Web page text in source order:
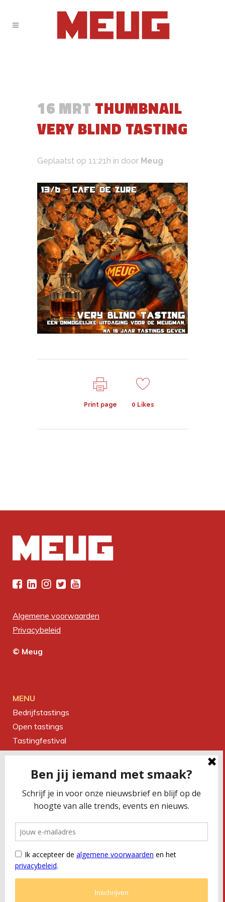
16 MRT THUMBNAIL
VERY BLIND TASTING
Geplaatst op 11:21h in door Meug
Print page 0 Likes
Algemene voorwaarden
Privacybeleid
© Meug
MENU
Bedrijfstastings
Open tastings
Tastingfestival
Magazine
Over ons
CONTACTEER ONS
Smaakbureau Meug
Kerkstraat 19 | 2060 Antwerpen
T +32 (0) 479 32 02 66